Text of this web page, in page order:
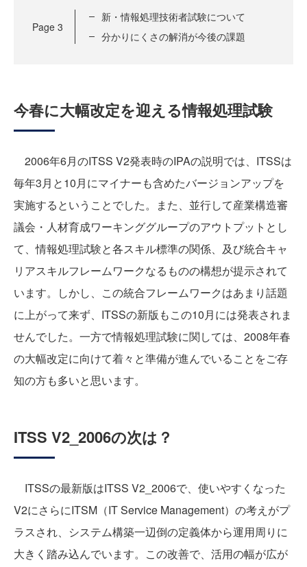
Page 3
新・情報処理技術者試験について
分かりにくさの解消が今後の課題
今春に大幅改定を迎える情報処理試験
2006年6月のITSS V2発表時のIPAの説明では、ITSSは
毎年3月と10月にマイナーも含めたバージョンアップを
実施するということでした。また、並行して産業構造審
議会・人材育成ワーキンググループのアウトプットとし
て、情報処理試験と各スキル標準の関係、及び統合キャ
リアスキルフレームワークなるものの構想が提示されて
います。しかし、この統合フレームワークはあまり話題
に上がって来ず、ITSSの新版もこの10月には発表されま
せんでした。一方で情報処理試験に関しては、2008年春
の大幅改定に向けて着々と準備が進んでいることをご存
知の方も多いと思います。
ITSS V2_2006の次は？
ITSSの最新版はITSS V2_2006で、使いやすくなった
V2にさらにITSM（IT Service Management）の考えがプ
ラスされ、システム構築一辺倒の定義体から運用周りに
大きく踏み込んでいます。この改善で、活用の幅が広が